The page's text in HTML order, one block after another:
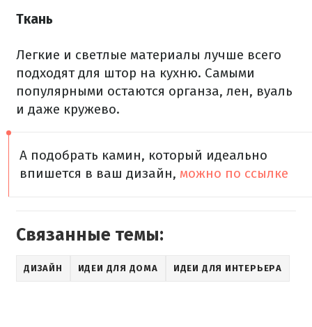
Ткань
Легкие и светлые материалы лучше всего
подходят для штор на кухню. Самыми
популярными остаются органза, лен, вуаль
и даже кружево.
А подобрать камин, который идеально
впишется в ваш дизайн, можно по ссылке
Связанные темы:
ДИЗАЙН ИДЕИ ДЛЯ ДОМА ИДЕИ ДЛЯ ИНТЕРЬЕРА